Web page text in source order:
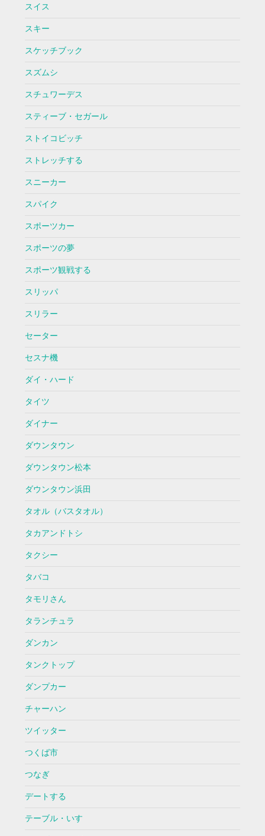
スイス
スキー
スケッチブック
スズムシ
スチュワーデス
スティーブ・セガール
ストイコビッチ
ストレッチする
スニーカー
スパイク
スポーツカー
スポーツの夢
スポーツ観戦する
スリッパ
スリラー
セーター
セスナ機
ダイ・ハード
タイツ
ダイナー
ダウンタウン
ダウンタウン松本
ダウンタウン浜田
タオル（バスタオル）
タカアンドトシ
タクシー
タバコ
タモリさん
タランチュラ
ダンカン
タンクトップ
ダンプカー
チャーハン
ツイッター
つくば市
つなぎ
デートする
テーブル・いす